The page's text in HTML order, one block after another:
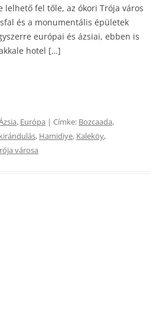
fel tőle, az ókori Trója város
és a monumentális épületek
európai és ázsiai, ebben is
hotel […]
, Európa | Címke: Bozcaada,
, Hamidiye, Kaleköy,
városa